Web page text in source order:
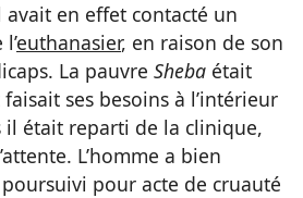
avait en effet contacté un
euthanasier, en raison de son
La pauvre Sheba était
ses besoins à l’intérieur
il était reparti de la clinique,
L’homme a bien
pour acte de cruauté